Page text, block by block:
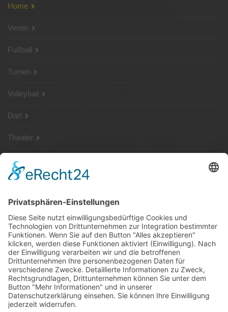
Home
Verein
Fußball
Turnen
Volleyball
Dart
Theater
SG Shop
Sponsoren
Kontakt
Social Media
Rechtliches